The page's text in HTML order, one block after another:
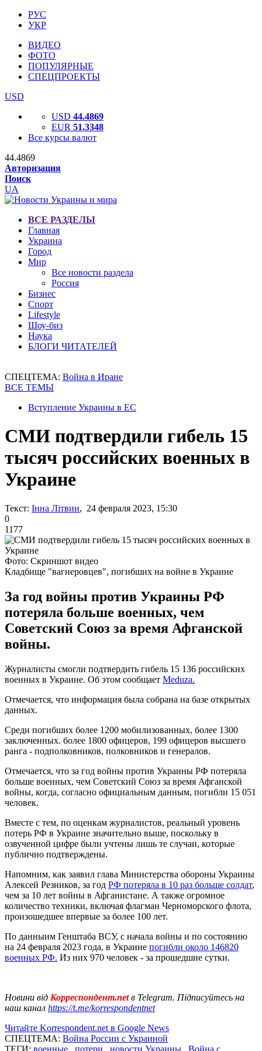
РУС
УКР
ВИДЕО
ФОТО
ПОПУЛЯРНЫЕ
СПЕЦПРОЕКТЫ
USD
USD 44.4869
EUR 51.3348
Все курсы валют
44.4869
Авторизация
Поиск
UA
ВСЕ РАЗДЕЛЫ
Главная
Украина
Город
Мир
Все новости раздела
Россия
Бизнес
Спорт
Lifestyle
Шоу-биз
Наука
БЛОГИ ЧИТАТЕЛЕЙ
СПЕЦТЕМА: Война в Иране
ВСЕ ТЕМЫ
Вступление Украины в ЕС
СМИ подтвердили гибель 15
тысяч российских военных в
Украине
Текст: Інна Літвин, 24 февраля 2023, 15:30
0
1177
Фото: Скриншот видео
Кладбище "вагнеровцев", погибших на войне в Украине
За год войны против Украины РФ
потеряла больше военных, чем
Советский Союз за время Афганской
войны.
Журналисты смогли подтвердить гибель 15 136 российских
военных в Украине. Об этом сообщает Meduza.
Отмечается, что информация была собрана на базе открытых
данных.
Среди погибших более 1200 мобилизованных, более 1300
заключенных. более 1800 офицеров, 199 офицеров высшего
ранга - подполковников, полковников и генералов.
Отмечается, что за год войны против Украины РФ потеряла
больше военных, чем Советский Союз за время Афганской
войны, когда, согласно официальным данным, погибли 15 051
человек.
Вместе с тем, по оценкам журналистов, реальный уровень
потерь РФ в Украине значительно выше, поскольку в
озвученной цифре были учтены лишь те случаи, которые
публично подтверждены.
Напомним, как заявил глава Министерства обороны Украины
Алексей Резников, за год РФ потеряла в 10 раз больше солдат,
чем за 10 лет войны в Афганистане. А также огромное
количество техники, включая флагман Черноморского флота,
произошедшее впервые за более 100 лет.
По данныим Генштаба ВСУ, с начала войны и по состоянию
на 24 февраля 2023 года, в Украине погибли около 146820
военных РФ. Из них 970 человек - за прошедшие сутки.
Новини від Корреспондент.netв Telegram. Підписуйтесь на
наш канал https://t.me/korrespondentnet
Читайте Korrespondent.net в Google News
СПЕЦТЕМА: Война России с Украиной
ТЕГИ: военные потери новости Украины Война с